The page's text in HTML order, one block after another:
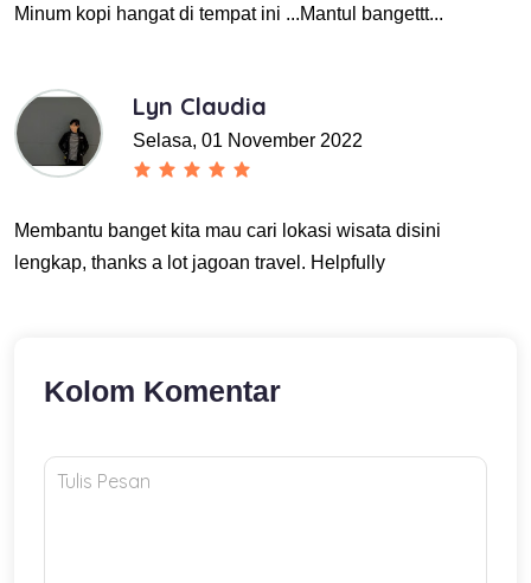
Minum kopi hangat di tempat ini ...Mantul bangettt...
Lyn Claudia
Selasa, 01 November 2022
Membantu banget kita mau cari lokasi wisata disini
lengkap, thanks a lot jagoan travel. Helpfully
Kolom Komentar